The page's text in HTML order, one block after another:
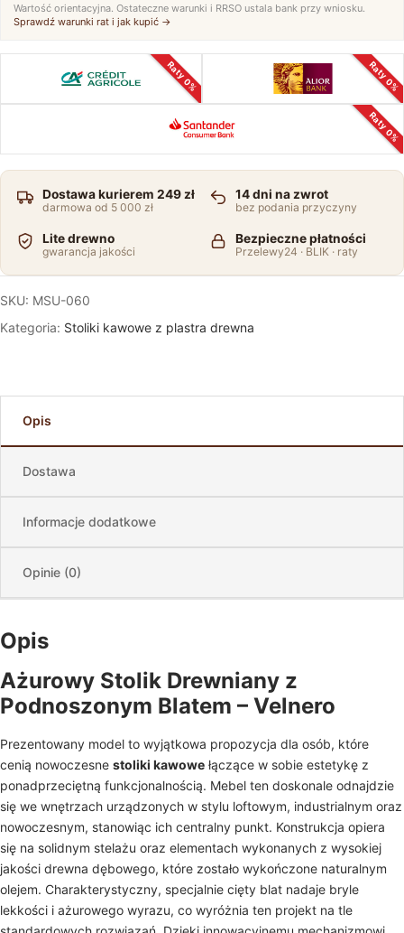
Wartość orientacyjna. Ostateczne warunki i RRSO ustala bank przy wniosku.
Sprawdź warunki rat i jak kupić →
Raty 0%
Raty 0%
Raty 0%
Dostawa kurierem 249 zł
darmowa od 5 000 zł
14 dni na zwrot
bez podania przyczyny
Lite drewno
gwarancja jakości
Bezpieczne płatności
Przelewy24 · BLIK · raty
SKU: MSU-060
Kategoria: Stoliki kawowe z plastra drewna
Opis
Dostawa
Informacje dodatkowe
Opinie (0)
Opis
Ażurowy Stolik Drewniany z
Podnoszonym Blatem – Velnero
Prezentowany model to wyjątkowa propozycja dla osób, które
cenią nowoczesne stoliki kawowe łączące w sobie estetykę z
ponadprzeciętną funkcjonalnością. Mebel ten doskonale odnajdzie
się we wnętrzach urządzonych w stylu loftowym, industrialnym oraz
nowoczesnym, stanowiąc ich centralny punkt. Konstrukcja opiera
się na solidnym stelażu oraz elementach wykonanych z wysokiej
jakości drewna dębowego, które zostało wykończone naturalnym
olejem. Charakterystyczny, specjalnie cięty blat nadaje bryle
lekkości i ażurowego wyrazu, co wyróżnia ten projekt na tle